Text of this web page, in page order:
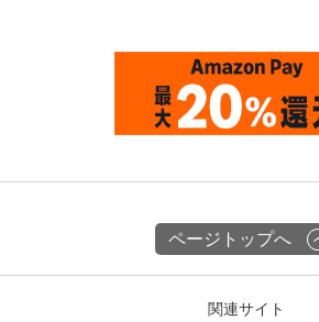
ページトップへ
関連サイト